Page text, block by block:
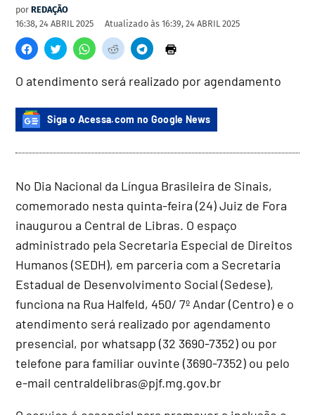
por REDAÇÃO
16:38, 24 ABRIL 2025
Atualizado às 16:39, 24 ABRIL 2025
O atendimento será realizado por agendamento
Siga o Acessa.com no Google News
No Dia Nacional da Língua Brasileira de Sinais,
comemorado nesta quinta-feira (24) Juiz de Fora
inaugurou a Central de Libras. O espaço
administrado pela Secretaria Especial de Direitos
Humanos (SEDH), em parceria com a Secretaria
Estadual de Desenvolvimento Social (Sedese),
funciona na Rua Halfeld, 450/ 7º Andar (Centro) e o
atendimento será realizado por agendamento
presencial, por whatsapp (32 3690-7352) ou por
telefone para familiar ouvinte (3690-7352) ou pelo
e-mail centraldelibras@pjf.mg.gov.br